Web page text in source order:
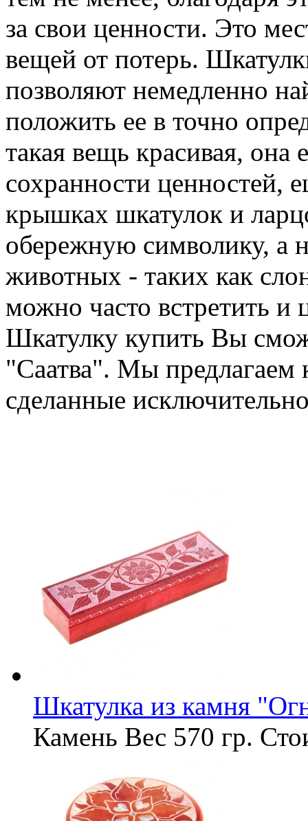
за свои ценности. Это
вещей от потерь.
позволяют немедленно
положить ее в точно
такая вещь красивая,
сохранности ценностей,
крышках шкатулок и
обережную символику, а
животных - таких как
можно часто встретить и
Шкатулку купить Вы
"Саатва". Мы предлагаем
сделанные
Шкатулка из камня
Камень Вес 570 гр.